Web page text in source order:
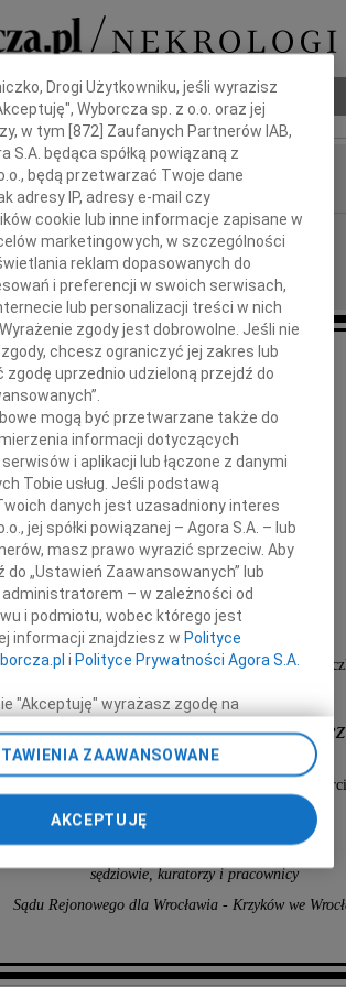
Poradnik pogrzebowy
Wrocław
12.06.2026
przyjęliśmy wiadomość o śmierci
Prof. zw. dr hab.
Herberta Szurgacza
taty naszej serdecznej koleżanki i
Pani Sędzi Justyny Szurgacz-
Wyrazy szczerego współczucia oraz słowa
sędziowie, kuratorzy i pracownicy
Sądu Rejonowego dla Wrocławia - Krzyków we
Drogi Użytkowniku, jeśli wyrazisz
Wyborcza sp. z o.o. oraz jej
w tym [872 ] Zaufanych Partnerów IAB,
S.A. będąca spółką powiązaną z
będą przetwarzać Twoje dane
adresy IP, adresy e-mail czy
cookie lub inne informacje zapisane w
marketingowych, w szczególności
reklam dopasowanych do
i preferencji w swoich serwisach,
lub personalizacji treści w nich
zgody jest dobrowolne. Jeśli nie
chcesz ograniczyć jej zakres lub
uprzednio udzieloną przejdź do
mogą być przetwarzane także do
informacji dotyczących
i aplikacji lub łączone z danymi
Tobie usług. Jeśli podstawą
danych jest uzasadniony interes
jej spółki powiązanej – Agora S.A. – lub
masz prawo wyrazić sprzeciw. Aby
do „Ustawień Zaawansowanych” lub
– w zależności od
i podmiotu, wobec którego jest
informacji znajdziesz w Polityce
i Polityce Prywatności Agora S.A.
"Akceptuję" wyrażasz zgodę na
o. jej Zaufanych Partnerów i Agora S.A.
końcowym. Możesz też w każdej
preferencje dot. plików cookie,
narzędzie do zarządzania Twoimi
przetwarzania danych poprzez
sekcji „Ustawienia zaawansowane”.
plików cookie możliwa jest także za
Partnerzy i Agora S.A. możemy
ZAAWANSOWANE
AKCEPTUJĘ